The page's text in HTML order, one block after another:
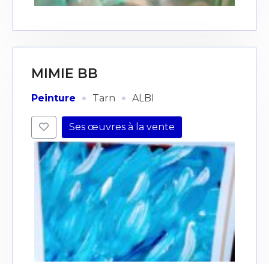
MIMIE BB
Peinture · Tarn · ALBI
Ses œuvres à la vente